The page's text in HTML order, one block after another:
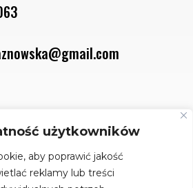
użytkowników
aby poprawić jakość
reklamy lub treści